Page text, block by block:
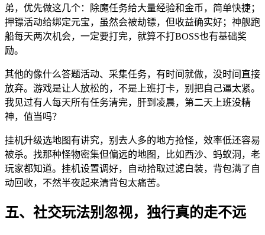
弟，优先做这几个：除魔任务给大量经验和金币，简单快捷；
押镖活动给绑定元宝，虽然会被劫镖，但收益确实好；神舰跑
船每天两次机会，一定要打完，就算不打BOSS也有基础奖
励。
其他的像什么答题活动、采集任务，有时间就做，没时间直接
放弃。游戏是让人放松的，不是上班打卡，别把自己逼太紧。
我见过有人每天所有任务清完，肝到凌晨，第二天上班没精
神，值当吗？
挂机升级选地图有讲究，别去人多的地方抢怪，效率低还容易
被杀。找那种怪物密集但偏远的地图，比如西沙、蚂蚁洞，老
玩家都知道。挂机设置调好，自动拾取过滤白装，背包满了自
动回收，不然半夜起来清背包太痛苦。
五、社交玩法别忽视，独行真的走不远